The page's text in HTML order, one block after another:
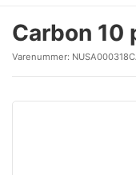
Carbon 10
Varenummer: